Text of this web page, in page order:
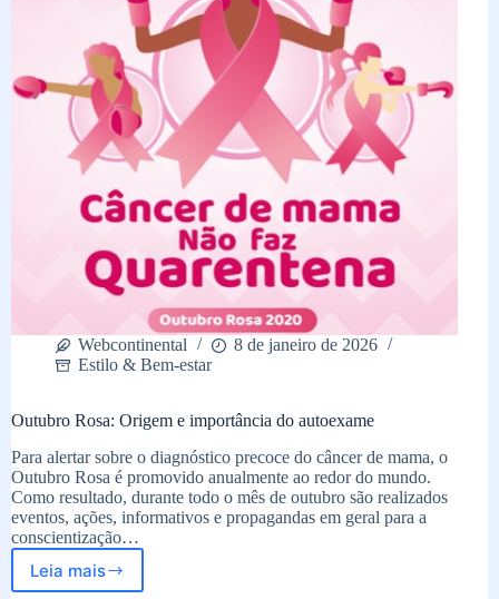
Webcontinental
8 de janeiro de 2026
Estilo & Bem-estar
Outubro Rosa: Origem e importância do autoexame
Para alertar sobre o diagnóstico precoce do câncer de mama, o
Outubro Rosa é promovido anualmente ao redor do mundo.
Como resultado, durante todo o mês de outubro são realizados
eventos, ações, informativos e propagandas em geral para a
conscientização…
Leia maisOutubro